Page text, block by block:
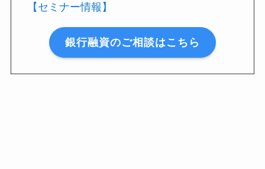
【セミナー情報】
銀行融資のご相談はこちら